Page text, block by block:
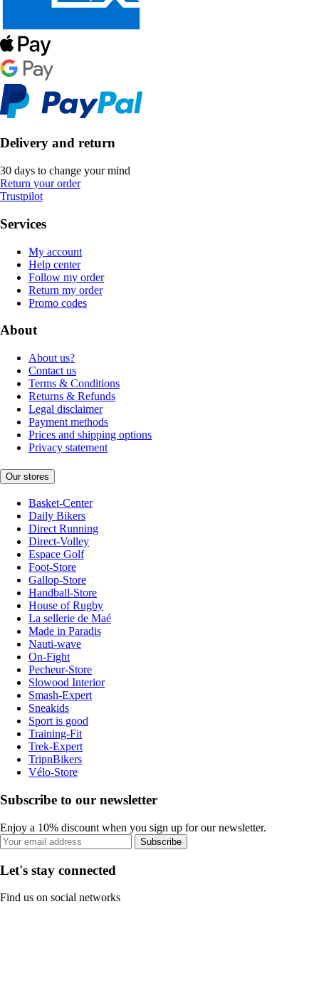
Delivery and return
30 days to change your mind
Return your order
Trustpilot
Services
My account
Help center
Follow my order
Return my order
Promo codes
About
About us?
Contact us
Terms & Conditions
Returns & Refunds
Legal disclaimer
Payment methods
Prices and shipping options
Privacy statement
Our stores
Basket-Center
Daily Bikers
Direct Running
Direct-Volley
Espace Golf
Foot-Store
Gallop-Store
Handball-Store
House of Rugby
La sellerie de Maé
Made in Paradis
Nauti-wave
On-Fight
Pecheur-Store
Slowood Interior
Smash-Expert
Sneakids
Sport is good
Training-Fit
Trek-Expert
TripnBikers
Vélo-Store
Subscribe to our newsletter
Enjoy a 10% discount when you sign up for our newsletter.
Subscribe
Let's stay connected
Find us on social networks